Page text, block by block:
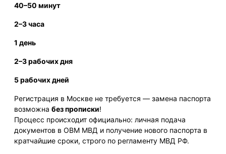
40–50 минут
2–3 часа
1 день
2–3 рабочих дня
5 рабочих дней
Регистрация в Москве не требуется — замена паспорта
возможна без прописки!
Процесс происходит официально: личная подача
документов в ОВМ МВД и получение нового паспорта в
кратчайшие сроки, строго по регламенту МВД РФ.